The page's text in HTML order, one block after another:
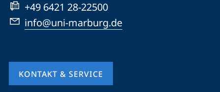
+49 6421 28-22500
info@uni-marburg.de
KONTAKT & SERVICE